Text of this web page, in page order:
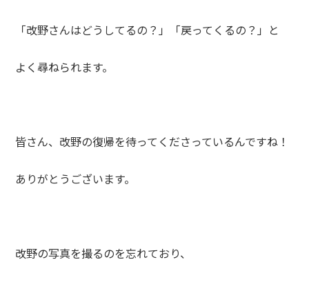
「改野さんはどうしてるの？」「戻ってくるの？」と
よく尋ねられます。
皆さん、改野の復帰を待ってくださっているんですね！
ありがとうございます。
改野の写真を撮るのを忘れており、